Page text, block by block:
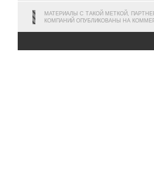
МАТЕРИАЛЫ С ТАКОЙ МЕТКОЙ,
КОМПАНИЙ ОПУБЛИКОВАНЫ НА